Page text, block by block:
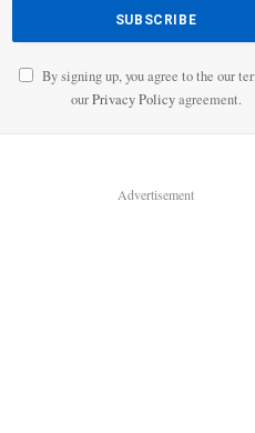
By signing up, you agree to the our
ourPrivacy Policyagreement.
Advertisement